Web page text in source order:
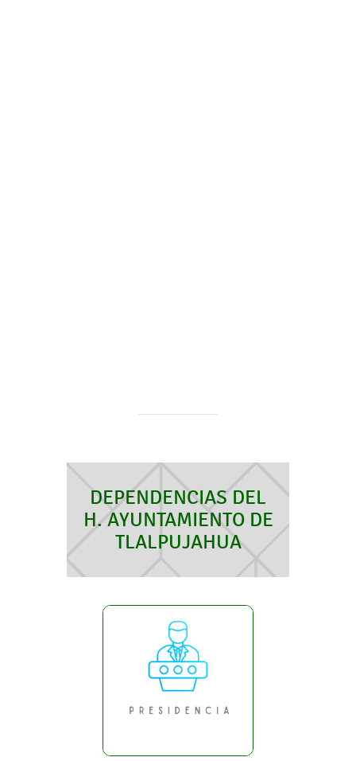
DEPENDENCIAS DEL
H. AYUNTAMIENTO DE
TLALPUJAHUA